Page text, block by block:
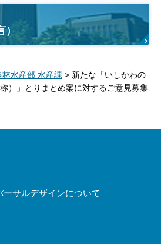
林水産部 水産課 > 新たな「いしかわの
）」とりまとめ案に対するご意見募集
サルデザインについて